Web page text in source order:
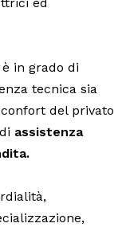
in grado di
tecnica sia
del privato
assistenza